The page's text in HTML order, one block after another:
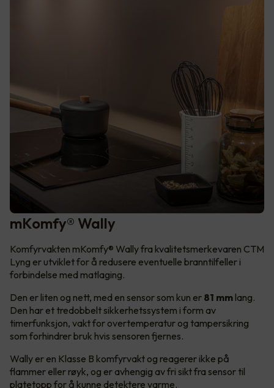
mKomfy® Wally
Komfyrvakten mKomfy® Wally fra kvalitetsmerkevaren CTM
Lyng er utviklet for å redusere eventuelle branntilfeller i
forbindelse med matlaging.
Den er liten og nett, med en sensor som kun er 81 mm lang.
Den har et tredobbelt sikkerhetssystem i form av
timerfunksjon, vakt for overtemperatur og tampersikring
som forhindrer bruk hvis sensoren fjernes.
Wally er en Klasse B komfyrvakt og reagerer ikke på
flammer eller røyk, og er avhengig av fri sikt fra sensor til
platetopp for å kunne detektere varme.